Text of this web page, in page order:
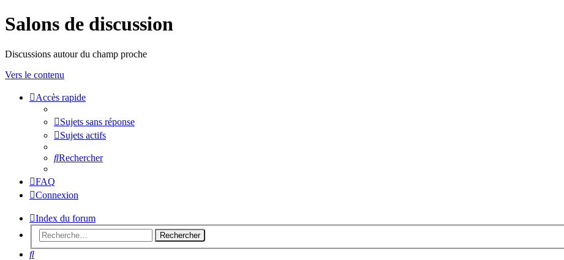
Salons de discussion
Discussions autour du champ proche
Vers le contenu
Accès rapide
Sujets sans réponse
Sujets actifs
Rechercher
FAQ
Connexion
Index du forum
Rechercher
Rechercher